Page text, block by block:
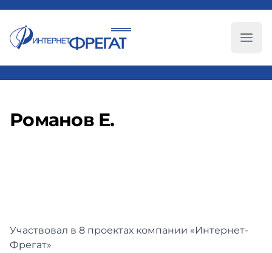
Романов Е.
Участвовал в 8 проектах компании «Интернет-
Фрегат»